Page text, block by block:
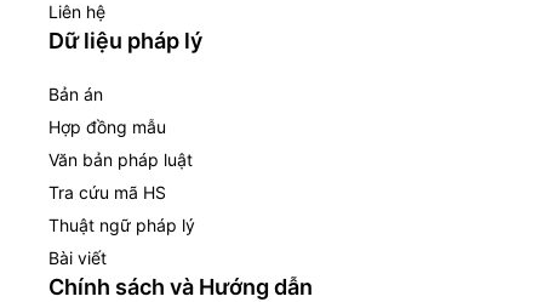
Liên hệ
Dữ liệu pháp lý
Bản án
Hợp đồng mẫu
Văn bản pháp luật
Tra cứu mã HS
Thuật ngữ pháp lý
Bài viết
Chính sách và Hướng dẫn